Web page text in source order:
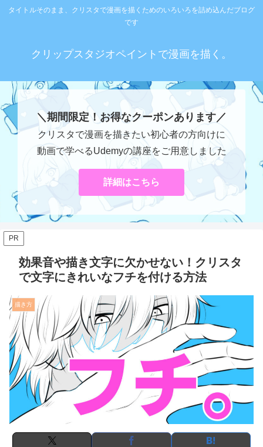
タイトルそのまま、クリスタで漫画を描くためのいろいろを詰め込んだブログ
です
クリップスタジオペイントで漫画を描く。
＼期間限定！お得なクーポンあります／
クリスタで漫画を描きたい初心者の方向けに
動画で学べるUdemyの講座をご用意しました
詳細はこちら
PR
効果音や描き文字に欠かせない！クリスタ
で文字にきれいなフチを付ける方法
描き方